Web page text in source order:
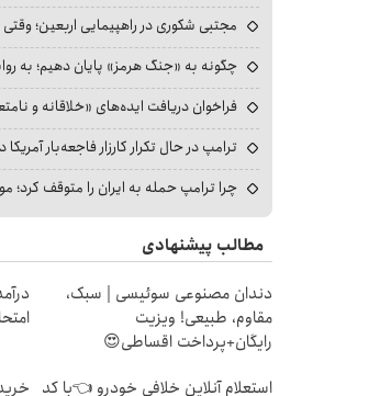
مجتبی شکوری در راهپیمایی اربعین؛
چگونه به «جنگ هرمز» پایان دهیم؛ به
فراخوان دریافت ایده‌های «خلاقانه و
ترامپ در حال تکرار کارزار فاجعه‌بار
چرا ترامپ حمله به ایران را متوقف کرد؛
مطالب پیشنهادی
دندان مصنوعی سوئیسی | سبک،
مقاوم، طبیعی! ویزیت
رایگان+پرداخت اقساطی😍
استعلام آنلاین خلافی خودرو 👈با کد خرید شمش